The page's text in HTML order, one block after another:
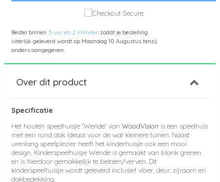
Bestel binnen 5 uur en 2 minutenzodat je bestelling
uiterlijk geleverd wordt op Maandag 10 Augustus tenzij
anders aangegeven.
Over dit product
Specificatie
Het houten speelhuisje 'Wende' van WoodVision is een speelhuis
met een rond dak ideaal voor de wat kleinere tuinen. Naast
urenlang speelplezier heeft het kinderhuisje ook een mooi
design. Kinderspeelhuisje Wende is gemaakt van blank grenen
en is hierdoor gemakkelijk te beitsen/verven. Dit
kinderspeelhuisje wordt geleverd inclusief vloer, deur, zijraam en
dakbedekking.